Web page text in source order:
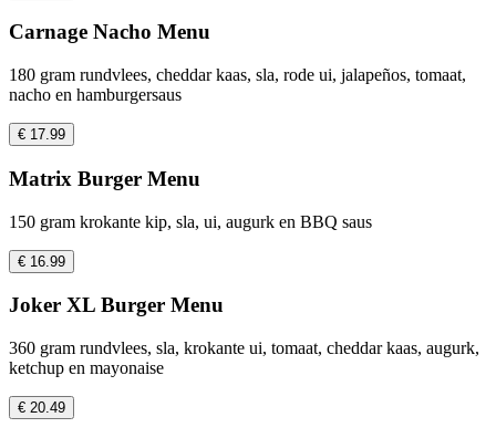
Carnage Nacho Menu
180 gram rundvlees, cheddar kaas, sla, rode ui, jalapeños, tomaat,
nacho en hamburgersaus
€ 17.99
Matrix Burger Menu
150 gram krokante kip, sla, ui, augurk en BBQ saus
€ 16.99
Joker XL Burger Menu
360 gram rundvlees, sla, krokante ui, tomaat, cheddar kaas, augurk,
ketchup en mayonaise
€ 20.49